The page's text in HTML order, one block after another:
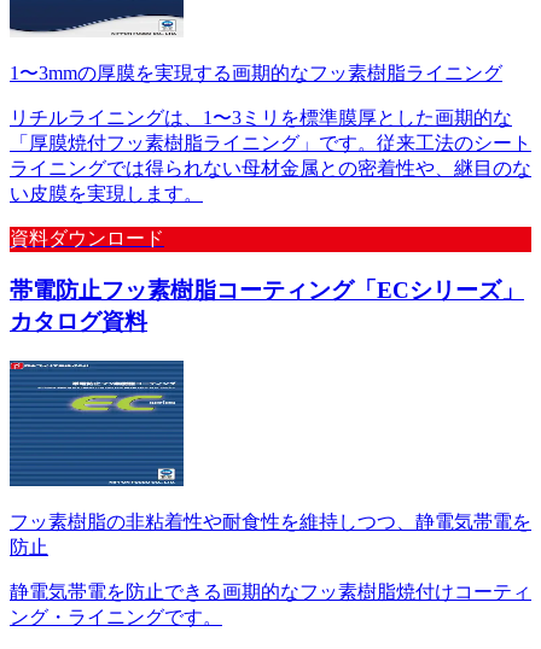
1〜3mmの厚膜を実現する画期的なフッ素樹脂ライニング
リチルライニングは、1〜3ミリを標準膜厚とした画期的な
「厚膜焼付フッ素樹脂ライニング」です。従来工法のシート
ライニングでは得られない母材金属との密着性や、継目のな
い皮膜を実現します。
資料ダウンロード
帯電防止フッ素樹脂コーティング「ECシリーズ」
カタログ資料
フッ素樹脂の非粘着性や耐食性を維持しつつ、静電気帯電を
防止
静電気帯電を防止できる画期的なフッ素樹脂焼付けコーティ
ング・ライニングです。